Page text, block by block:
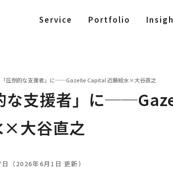
Service Portfolio
「圧倒的な支援者」に──Gazelle Capital 近藤絵水×大谷直之
な支援者」に
大谷直之
（2026年6月1日 更新）